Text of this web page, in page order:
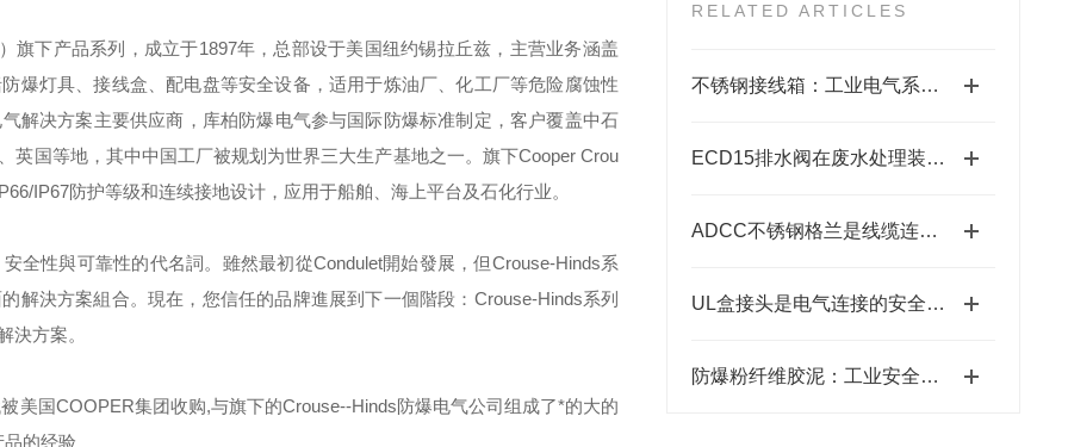
RELATED ARTICLES
不锈钢接线箱：工业电气系统的坚固守护者
ECD15排水阀在废水处理装置中起着关键作用
ADCC不锈钢格兰是线缆连接的坚固卫士
UL盒接头是电气连接的安全守护者
防爆粉纤维胶泥：工业安全的坚固防线
旗下产品系列，成立于1897年，总部设于美国纽约锡拉丘兹，主营业务涵盖
爆灯具、接线盒、配电盘等安全设备，适用于炼油厂、化工厂等危险腐蚀性
解决方案主要供应商，库柏防爆电气参与国际防爆标准制定，客户覆盖中石
英国等地，其中中国工厂被规划为世界三大生产基地之一。旗下Cooper Crou
IP67防护等级和连续接地设计，应用于船舶、海上平台及石化行业。
全性與可靠性的代名詞。雖然最初從Condulet開始發展，但Crouse-Hinds系
解決方案組合。現在，您信任的品牌進展到下一個階段： Crouse-Hinds系列
決方案。
美国COOPER集团收购,与旗下的Crouse--Hinds防爆电气公司组成了*的大的
的经验